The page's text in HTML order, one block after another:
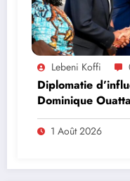
Lebeni Koffi
Diplomatie
Dominique
leadership
Afrique
1 Août 2026